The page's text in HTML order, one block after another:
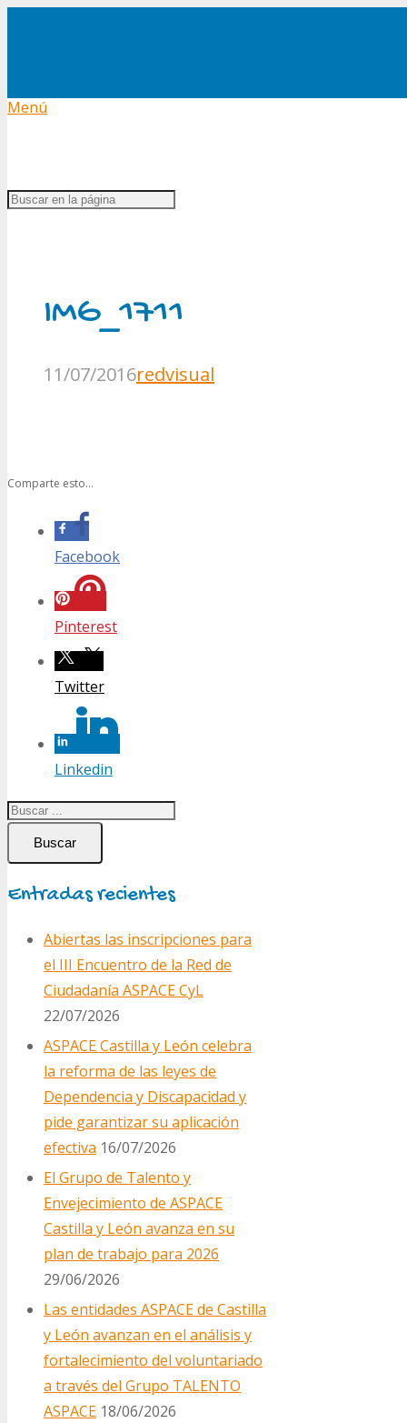
Menú
IMG_1711
11/07/2016redvisual
Comparte esto...
Facebook
Pinterest
Twitter
Linkedin
Buscar
Entradas recientes
Abiertas las inscripciones para
el III Encuentro de la Red de
Ciudadanía ASPACE CyL
22/07/2026
ASPACE Castilla y León celebra
la reforma de las leyes de
Dependencia y Discapacidad y
pide garantizar su aplicación
efectiva 16/07/2026
El Grupo de Talento y
Envejecimiento de ASPACE
Castilla y León avanza en su
plan de trabajo para 2026
29/06/2026
Las entidades ASPACE de Castilla
y León avanzan en el análisis y
fortalecimiento del voluntariado
a través del Grupo TALENTO
ASPACE 18/06/2026